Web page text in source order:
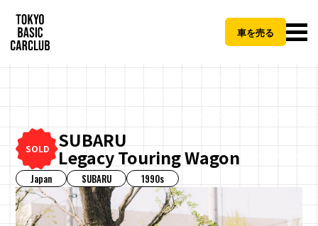
車を売る
SOLD SUBARU
Legacy Touring Wagon
Japan SUBARU 1990s
TBCCご納車パッケージとは